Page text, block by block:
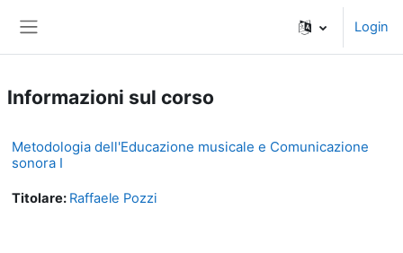
Login
Informazioni sul corso
Metodologia dell'Educazione musicale e Comunicazione
sonora I
Titolare: Raffaele Pozzi